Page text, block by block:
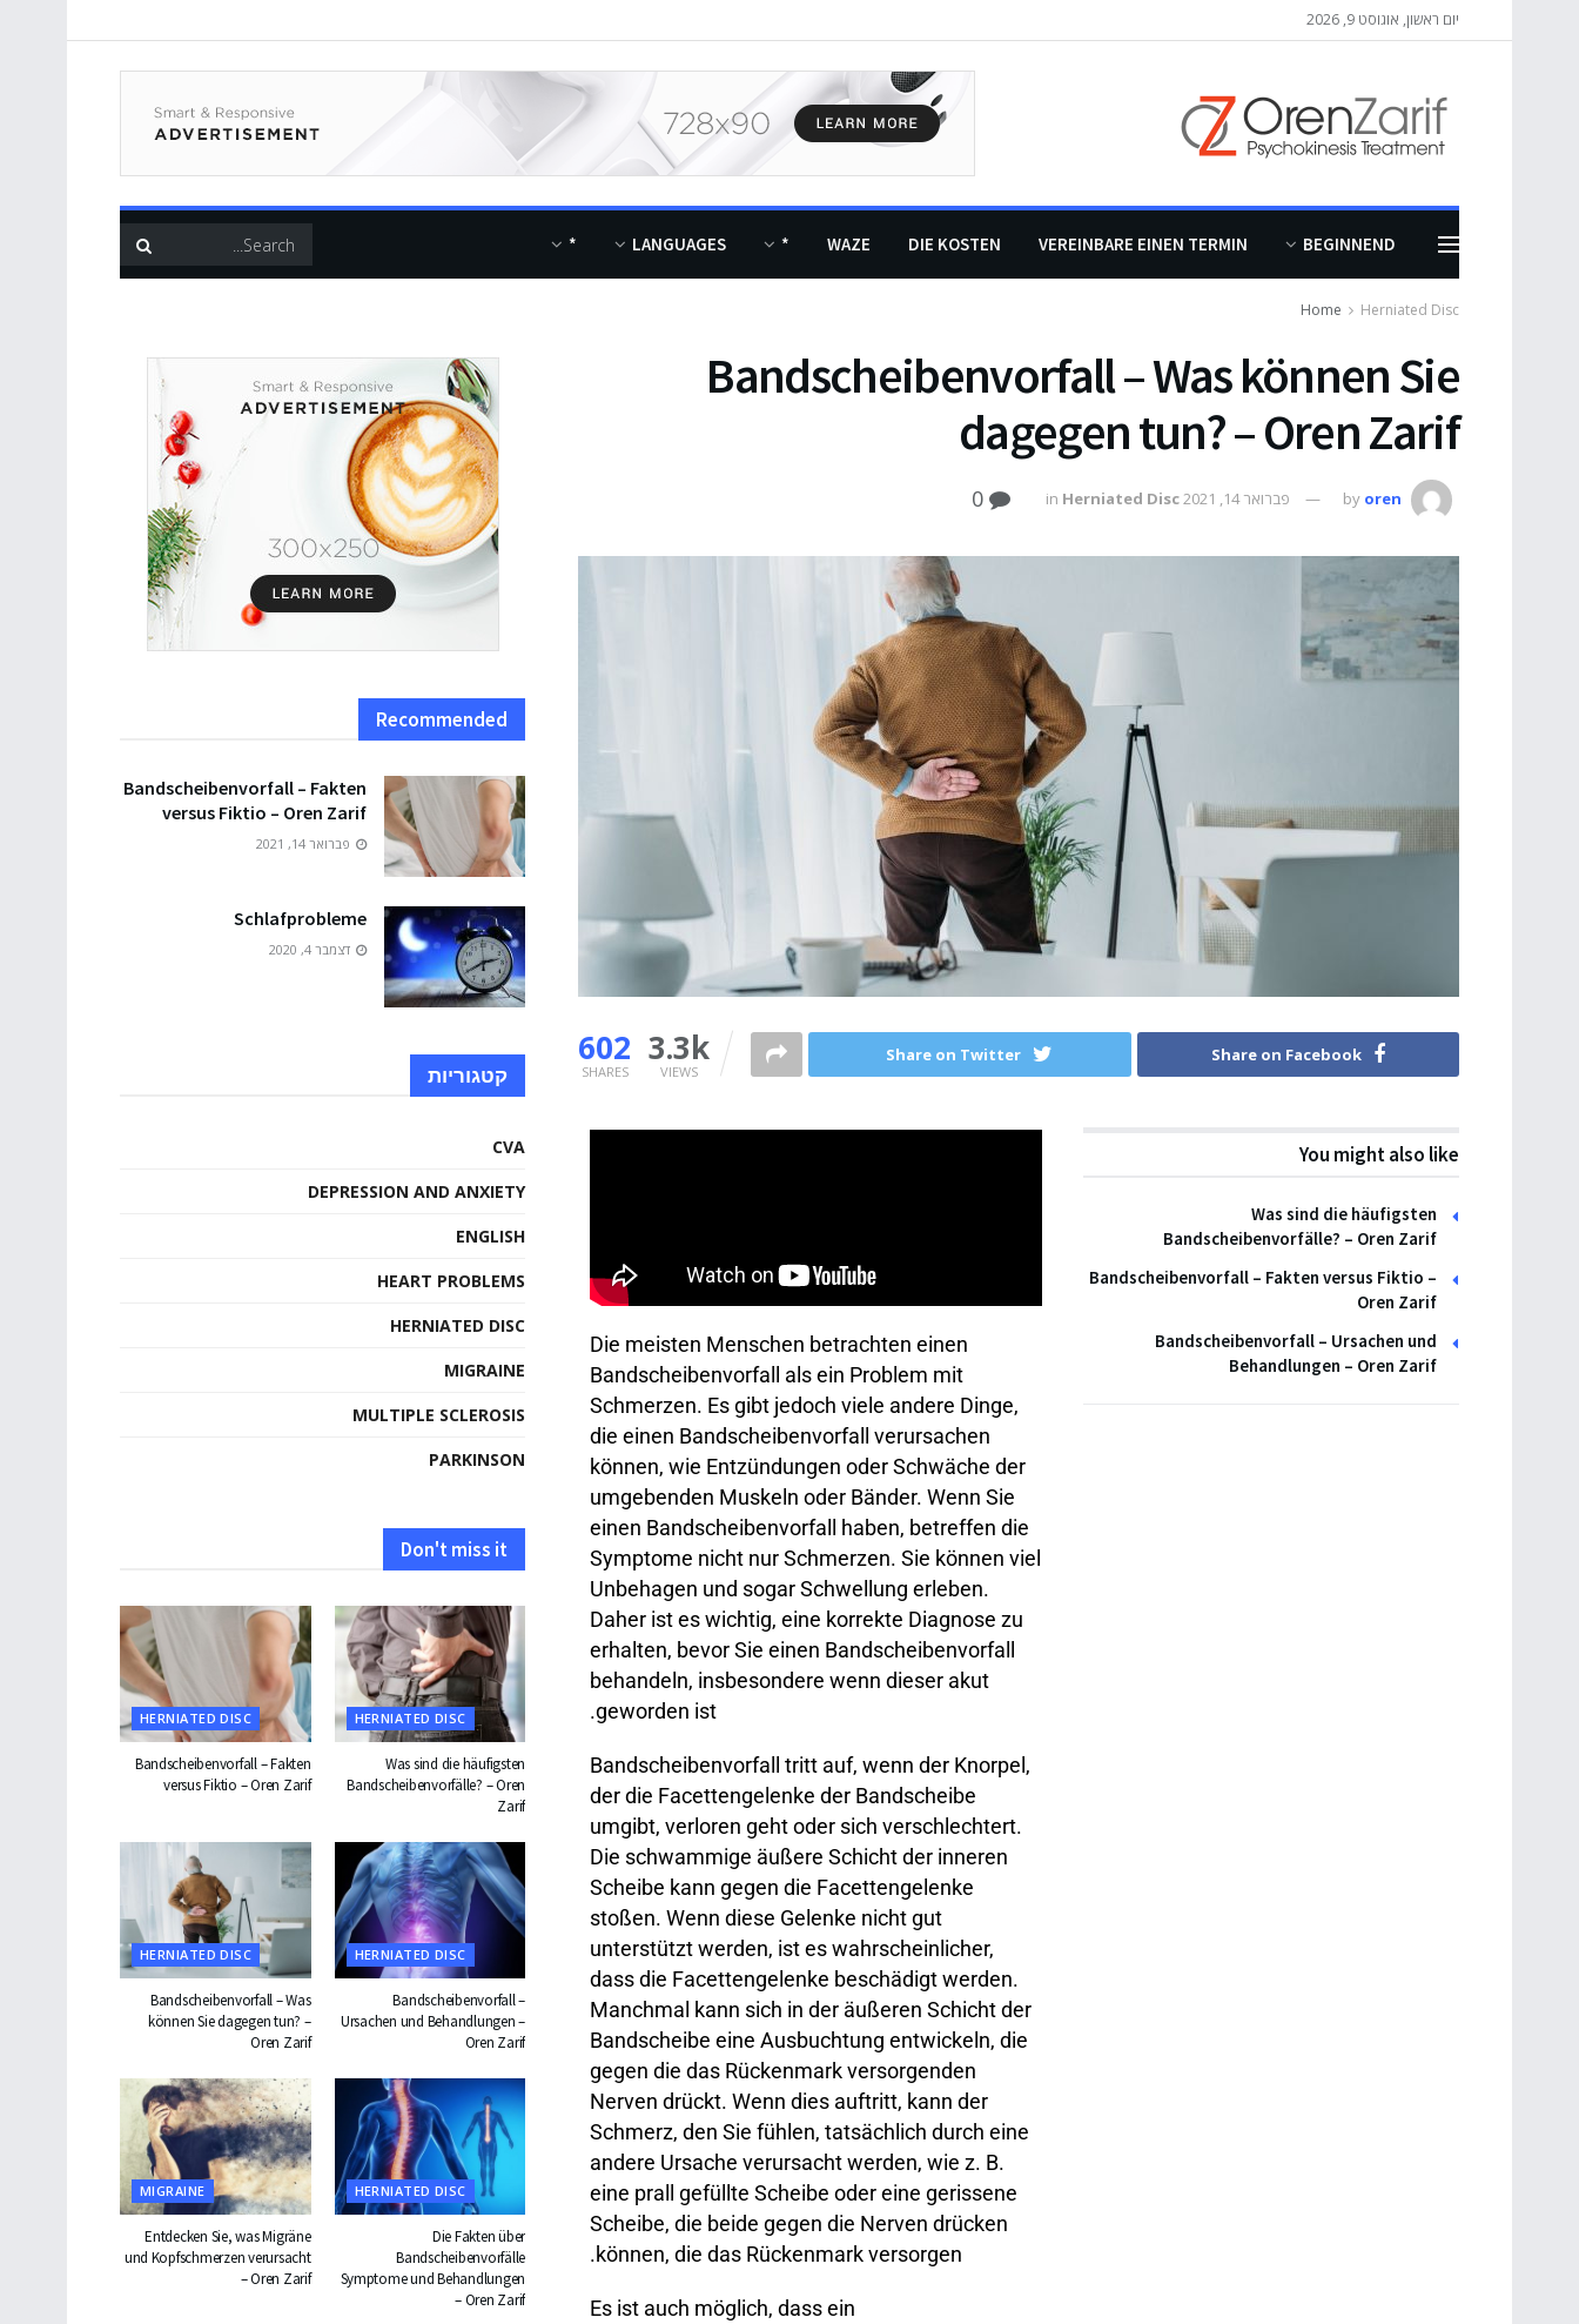
יום ראשון, אוגוסט 9, 2026
BEGINNEND
VEREINBARE EINEN TERMIN
DIE KOSTEN
WAZE
*
LANGUAGES
*
Home Herniated Disc
Bandscheibenvorfall – Was können Sie
dagegen tun? – Oren Zarif
by oren פברואר 14, 2021 in Herniated Disc
602
SHARES
3.3k
VIEWS
Share on Facebook
Share on Twitter
You might also like
Was sind die häufigsten
Bandscheibenvorfälle? – Oren Zarif
Bandscheibenvorfall – Fakten versus Fiktio –
Oren Zarif
Bandscheibenvorfall – Ursachen und
Behandlungen – Oren Zarif
Die meisten Menschen betrachten einen
Bandscheibenvorfall als ein Problem mit
Schmerzen. Es gibt jedoch viele andere Dinge,
die einen Bandscheibenvorfall verursachen
können, wie Entzündungen oder Schwäche der
umgebenden Muskeln oder Bänder. Wenn Sie
einen Bandscheibenvorfall haben, betreffen die
Symptome nicht nur Schmerzen. Sie können viel
Unbehagen und sogar Schwellung erleben.
Daher ist es wichtig, eine korrekte Diagnose zu
erhalten, bevor Sie einen Bandscheibenvorfall
behandeln, insbesondere wenn dieser akut
geworden ist.
Bandscheibenvorfall tritt auf, wenn der Knorpel,
der die Facettengelenke der Bandscheibe
umgibt, verloren geht oder sich verschlechtert.
Die schwammige äußere Schicht der inneren
Scheibe kann gegen die Facettengelenke
stoßen. Wenn diese Gelenke nicht gut
unterstützt werden, ist es wahrscheinlicher,
dass die Facettengelenke beschädigt werden.
Manchmal kann sich in der äußeren Schicht der
Bandscheibe eine Ausbuchtung entwickeln, die
gegen die das Rückenmark versorgenden
Nerven drückt. Wenn dies auftritt, kann der
Schmerz, den Sie fühlen, tatsächlich durch eine
andere Ursache verursacht werden, wie z. B.
eine prall gefüllte Scheibe oder eine gerissene
Scheibe, die beide gegen die Nerven drücken
können, die das Rückenmark versorgen.
Es ist auch möglich, dass ein
Recommended
Bandscheibenvorfall – Fakten
versus Fiktio – Oren Zarif
פברואר 14, 2021
Schlafprobleme
דצמבר 4, 2020
קטגוריות
CVA
DEPRESSION AND ANXIETY
ENGLISH
HEART PROBLEMS
HERNIATED DISC
MIGRAINE
MULTIPLE SCLEROSIS
PARKINSON
Don't miss it
HERNIATED DISC
Was sind die häufigsten
Bandscheibenvorfälle? – Oren
Zarif
HERNIATED DISC
Bandscheibenvorfall – Fakten
versus Fiktio – Oren Zarif
HERNIATED DISC
Bandscheibenvorfall –
Ursachen und Behandlungen –
Oren Zarif
HERNIATED DISC
Bandscheibenvorfall – Was
können Sie dagegen tun? –
Oren Zarif
HERNIATED DISC
Die Fakten über
Bandscheibenvorfälle
Symptome und Behandlungen
– Oren Zarif
MIGRAINE
Entdecken Sie, was Migräne
und Kopfschmerzen verursacht
– Oren Zarif